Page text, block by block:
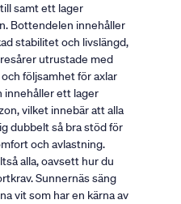
samt ett lager
Bottendelen innehåller
stabilitet och livslängd,
utrustade med
följsamhet för axlar
innehåller ett lager
vilket innebär att alla
dubbelt så bra stöd för
och avlastning.
alla, oavsett hur du
Sunnernäs säng
vit som har en kärna av